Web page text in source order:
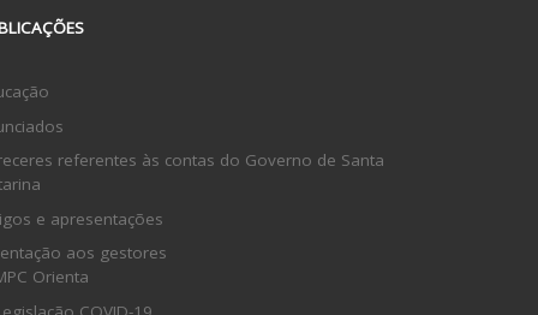
referentes às contas do Governo de Santa
e apresentações
aos gestores
Orienta